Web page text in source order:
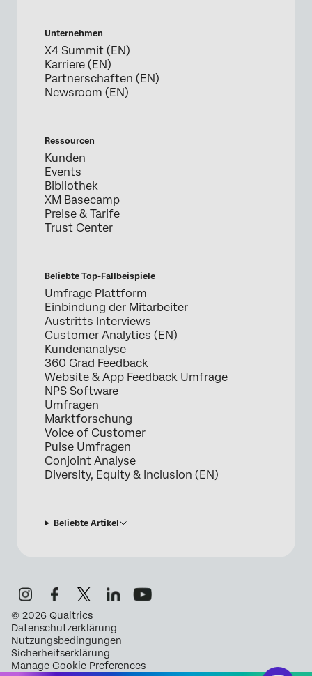
Unternehmen
X4 Summit (EN)
Karriere (EN)
Partnerschaften (EN)
Newsroom (EN)
Ressourcen
Kunden
Events
Bibliothek
XM Basecamp
Preise & Tarife
Trust Center
Beliebte Top-Fallbeispiele
Umfrage Plattform
Einbindung der Mitarbeiter
Austritts Interviews
Customer Analytics (EN)
Kundenanalyse
360 Grad Feedback
Website & App Feedback Umfrage
NPS Software
Umfragen
Marktforschung
Voice of Customer
Pulse Umfragen
Conjoint Analyse
Diversity, Equity & Inclusion (EN)
Beliebte Artikel
© 2026 Qualtrics
Datenschutzerklärung
Nutzungsbedingungen
Sicherheitserklärung
Manage Cookie Preferences